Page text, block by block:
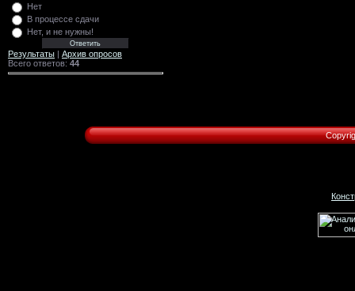
Нет
В процессе сдачи
Нет, и не нужны!
Результаты | Архив опросов
Всего ответов: 44